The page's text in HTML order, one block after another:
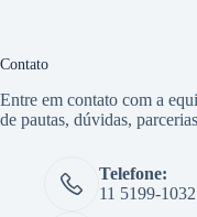
Contato
Entre em contato com a
de pautas, dúvidas,
Telefone:
11 5199-1032